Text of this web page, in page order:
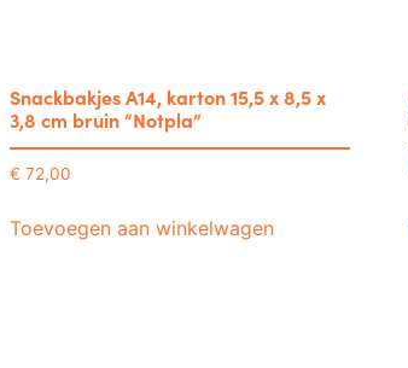
Snackbakjes A14, karton 15,5 x 8,5 x
3,8 cm bruin “Notpla”
€ 72,00
Toevoegen aan winkelwagen